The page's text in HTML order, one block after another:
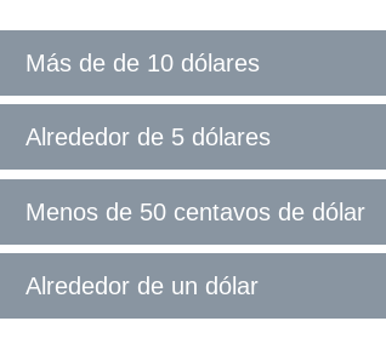
Más de de 10 dólares
Alrededor de 5 dólares
Menos de 50 centavos de dólar
Alrededor de un dólar